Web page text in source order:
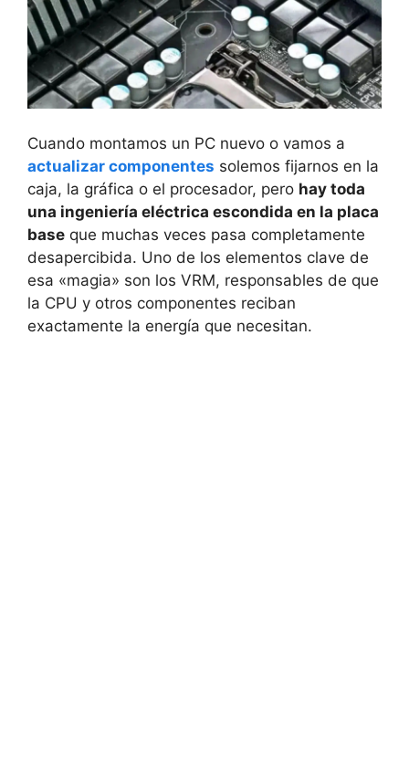
Cuando montamos un PC nuevo o vamos a
actualizar componentes solemos fijarnos en la
caja, la gráfica o el procesador, pero hay toda
una ingeniería eléctrica escondida en la placa
base que muchas veces pasa completamente
desapercibida. Uno de los elementos clave de
esa «magia» son los VRM, responsables de que
la CPU y otros componentes reciban
exactamente la energía que necesitan.